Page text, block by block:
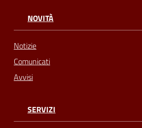
NOVITÀ
Notizie
Comunicati
Avvisi
SERVIZI